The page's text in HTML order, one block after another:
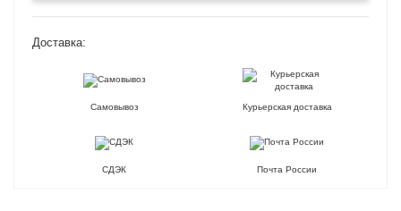
Доставка:
Самовывоз Курьерская доставка
СДЭК Почта России